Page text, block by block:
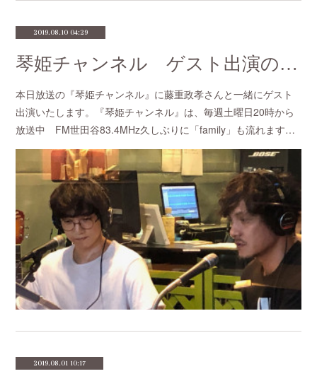
2019.08.10 04:29
琴姫チャンネル ゲスト出演のお知らせ
本日放送の『琴姫チャンネル』に藤重政孝さんと一緒にゲスト
出演いたします。『琴姫チャンネル』は、毎週土曜日20時から
放送中 FM世田谷83.4MHz久しぶりに「family」も流れます…
2019.08.01 10:17